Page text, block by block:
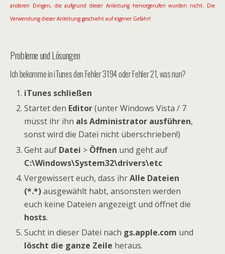
anderen Dingen, die aufgrund dieser Anleitung hervorgerufen wurden nicht. Die
Verwendung dieser Anleitung geschieht auf eigener Gefahr!
Probleme und Lösungen
Ich bekomme in iTunes den Fehler 3194 oder Fehler 21, was nun?
iTunes schließen
Startet den Editor(unter Windows Vista / 7
müsst ihr ihn als Administrator ausführen,
sonst wird die Datei nicht überschrieben!)
Geht auf Datei > Öffnen und geht auf
C:\Windows\System32\drivers\etc
Vergewissert euch, dass ihrAlle Dateien
(*.*)ausgewählt habt, ansonsten werden
euch keine Dateien angezeigt und öffnet die
hosts.
Sucht in dieser Datei nach gs.apple.com und
löscht die ganze Zeile heraus.